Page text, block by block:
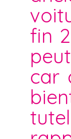
fin
car